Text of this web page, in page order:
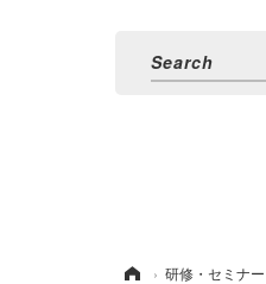
› 研修・セミナ